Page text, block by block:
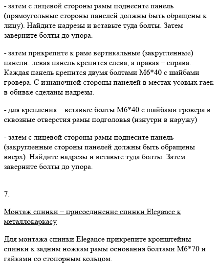
- затем с лицевой стороны рамы поднесите панель
(прямоугольные стороны панелей должны быть обращены к
лицу). Найдите надрезы и вставьте туда болты. Затем
заверните болты до упора.
- затем прикрепите к раме вертикальные (закругленные)
панели: левая панель крепится слева, а правая – справа.
Каждая панель крепится двумя болтами М6*40 с шайбами
гровера. С изнаночной стороны панелей в местах усовых гаек
в обивке сделаны надрезы.
- для крепления – вставьте болты М6*40 с шайбами гровера в
сквозные отверстия рамы подголовья (изнутри в наружу)
- затем с лицевой стороны рамы поднесите панель
(закругленные стороны панелей должны быть обращены
вверх). Найдите надрезы и вставьте туда болты. Затем
заверните болты до упора.
7.
Монтаж спинки – присоединение спинки Elegance к
металлокаркасу
Для монтажа спинки Elegance прикрепите кронштейны
спинки к задним ножкам рамы основания болтами М6*70 и
гайками со стопорным кольцом.